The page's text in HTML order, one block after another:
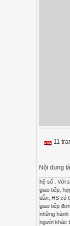
11
Nội dung
hệ số . Với sự hướng dẫn, HS có thể: - Chọn các công cụ kĩ thuật số và công nghệ đơn giản cho các quá trình hợp tác. - Lựa chọn được các công cụ và công nghệ số đơn giản để giao tiếp, hợp tác với bạn và người khác. - Có kĩ năng làm việc hợp tác với bạn và người khác trong sử dụng các công cụ và công nghệ số. 2.5. Chuẩn mực giao tiếp Với sự hướng dẫn, HS có thể: - Phân biệt các chuẩn mực hành vi đơn giản khi sử dụng công nghệ kĩ thuật số và tương tác trong môi trường kĩ thuật số. - Chọn các phương thức và chiến lược giao tiếp đơn giản phù hợp với khán giả và - Phân biệt các khía cạnh văn hóa và đa dạng thế hệ đơn giản để phân biệt trong môi